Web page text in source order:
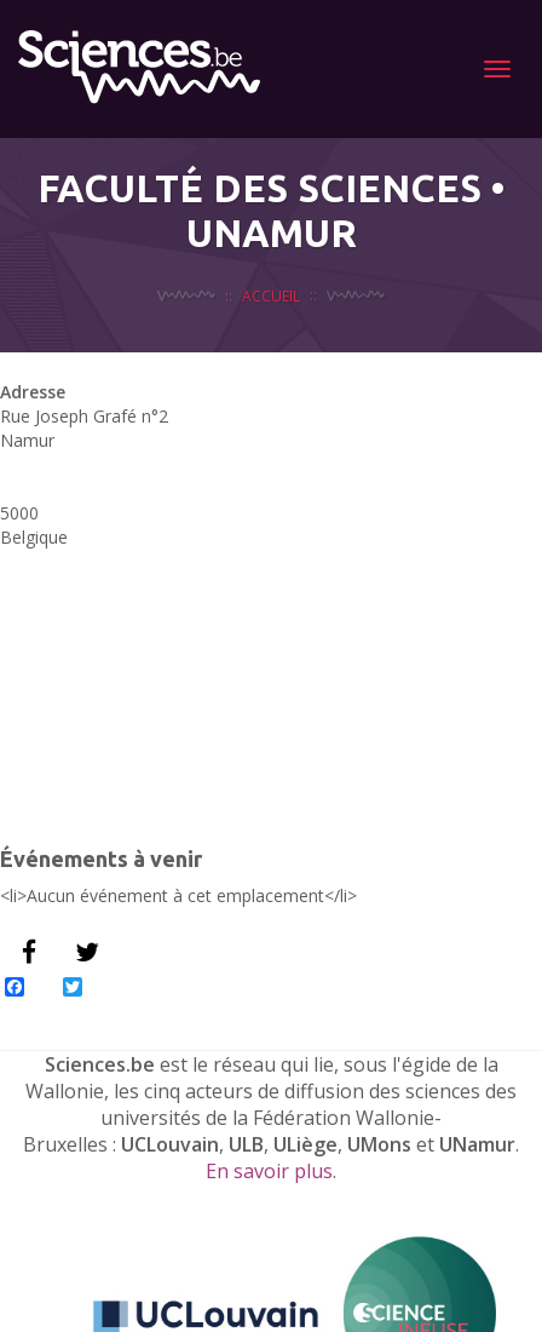
Menu
FACULTÉ DES SCIENCES •
UNAMUR
ACCUEIL
Adresse
Rue Joseph Grafé n°2
Namur
5000
Belgique
Événements à venir
<li>Aucun événement à cet emplacement</li>
Facebook
Sciences.be est le réseau qui lie, sous l'égide de la
Wallonie, les cinq acteurs de diffusion des sciences des
universités de la Fédération Wallonie-
Bruxelles : UCLouvain, ULB, ULiège, UMons et UNamur.
En savoir plus.